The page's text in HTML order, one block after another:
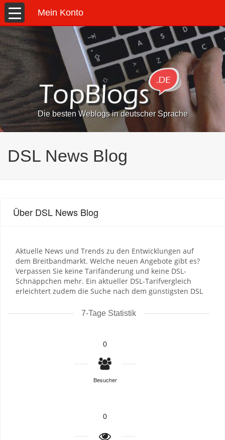
Mein Konto
Die besten Weblogs in deutscher Sprache
DSL News Blog
Über DSL News Blog
Aktuelle News und Trends zu den Entwicklungen auf
dem Breitbandmarkt. Welche neuen Angebote gibt es?
Verpassen Sie keine Tarifänderung und keine DSL-
Schnäppchen mehr. Ein aktueller DSL-Tarifvergleich
erleichtert zudem die Suche nach dem günstigsten DSL
7-Tage Statistik
0
Besucher
0